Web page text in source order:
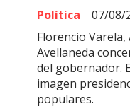
Política
07/08/
Florencio
Avellaneda
del gobernador.
imagen
populares.